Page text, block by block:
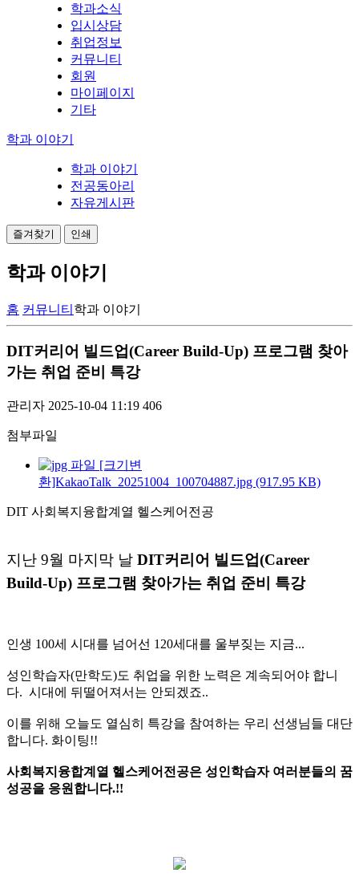
학과소식
입시상담
취업정보
커뮤니티
회원
마이페이지
기타
학과 이야기
학과 이야기
전공동아리
자유게시판
즐겨찾기 인쇄
학과 이야기
홈 커뮤니티 학과 이야기
DIT커리어 빌드업(Career Build-Up) 프로그램 찾아
가는 취업 준비 특강
관리자 2025-10-04 11:19 406
첨부파일
[크기변
환]KakaoTalk_20251004_100704887.jpg (917.95 KB)
DIT 사회복지융합계열 헬스케어전공
지난 9월 마지막 날 DIT커리어 빌드업(Career
Build-Up) 프로그램 찾아가는 취업 준비 특강
인생 100세 시대를 넘어선 120세대를 울부짖는 지금...
성인학습자(만학도)도 취업을 위한 노력은 계속되어야 합니
다. 시대에 뒤떨어져서는 안되겠죠..
이를 위해 오늘도 열심히 특강을 참여하는 우리 선생님들 대단
합니다. 화이팅!!
사회복지융합계열 헬스케어전공은 성인학습자 여러분들의 꿈
성공을 응원합니다.!!